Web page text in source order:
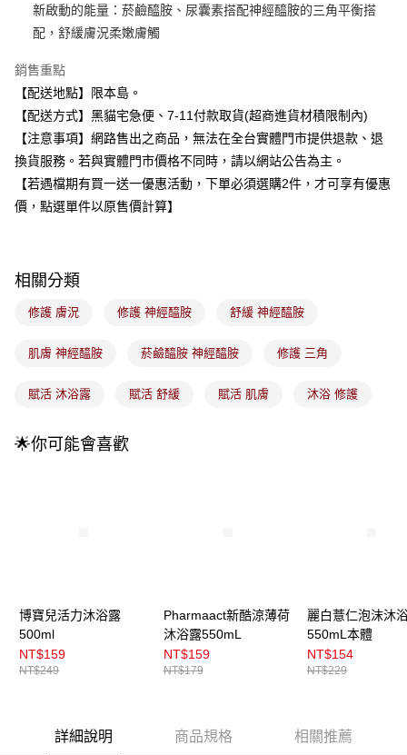
國泰世華商業銀行
兆豐國際商業銀行
臺灣中小企業銀行
聯邦商業銀行
元大商業銀行
台新國際商業銀行
中國信託商業銀行
台灣樂天信用卡公司
Apple Pay
悠遊付
Google Pay
全盈+PAY
大哥付你分期
相關說明
流程，驗證手機門號後，選擇欲分期的期數、繳款截止日，確認付款後即完
3.實際核准額度、可分期數及費用金額請依後續交易確認頁面所載為準。
消。如遇「轉專審核」未通過狀況，表示未達大哥付你分期系統評分，恕無
1.分期款項不併入電信帳單，「大哥付你分期」於每月結算日後寄送繳費提
帳／街口支付／iPASS MONEY」等通路繳費。
運送方式
全家取貨付款
每筆NT$100，滿NT$899(含以上)免運費
7-11取貨付款
付款後門市自取
每筆NT$100，滿NT$399(含以上)免運費
新啟動的能量：菸鹼醯胺、尿囊素搭配神經醯胺的三角平衡搭
配，舒緩膚況柔嫩膚觸
銷售重點
【配送地點】限本島。
【配送方式】黑貓宅急便、7-11付款取貨(超商進貨材積限制內)
【注意事項】網路售出之商品，無法在全台實體門市提供退款、退
換貨服務。若與實體門市價格不同時，請以網站公告為主。
【若遇檔期有買一送一優惠活動，下單必須選購2件，才可享有優惠
價，點選單件以原售價計算】
相關分類
修護 膚況 修護 神經醯胺 舒緩 神經醯胺
肌膚 神經醯胺 菸鹼醯胺 神經醯胺 修護 三角
賦活 沐浴露 賦活 舒緩 賦活 肌膚 沐浴 修護
🌟你可能會喜歡
博寶兒活力沐浴露
500ml
NT$159
NT$249
Pharmaact新酷涼薄荷
沐浴露550mL
NT$159
NT$179
麗白薏仁泡沫沐
550mL本體
NT$154
NT$229
詳細說明 商品規格 相關推薦